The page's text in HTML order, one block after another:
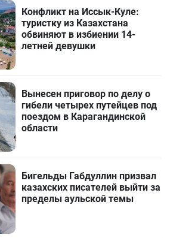
Конфликт на Иссык-Куле:
туристку из Казахстана
обвиняют в избиении 14-
летней девушки
Вынесен приговор по делу о
гибели четырех путейцев под
поездом в Карагандинской
области
Бигельды Габдуллин призвал
казахских писателей выйти за
пределы аульской темы